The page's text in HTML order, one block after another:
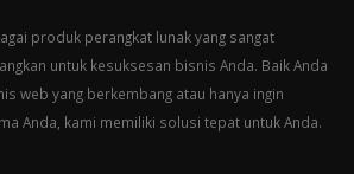
produk perangkat lunak yang sangat
untuk kesuksesan bisnis Anda. Baik Anda
web yang berkembang atau hanya ingin
Anda, kami memiliki solusi tepat untuk Anda.